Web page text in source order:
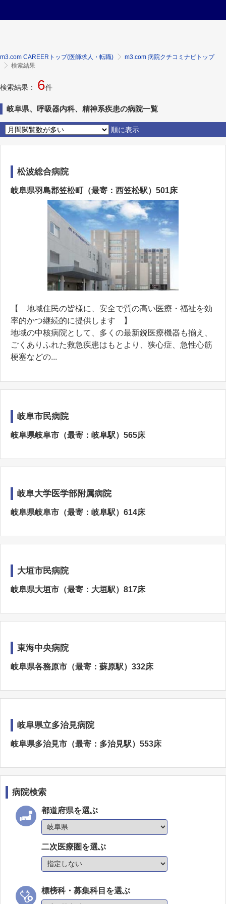
m3.com CAREERトップ(医師求人・転職)
m3.com 病院クチコミナビトップ
検索結果
検索結果： 6件
岐阜県、呼吸器内科、精神系疾患の病院一覧
順に表示
松波総合病院
岐阜県羽島郡笠松町（最寄：西笠松駅）501床
【 地域住民の皆様に、安全で質の高い医療・福祉を効
率的かつ継続的に提供します 】
地域の中核病院として、多くの最新鋭医療機器も揃え、
ごくありふれた救急疾患はもとより、狭心症、急性心筋
梗塞などの...
岐阜市民病院
岐阜県岐阜市（最寄：岐阜駅）565床
岐阜大学医学部附属病院
岐阜県岐阜市（最寄：岐阜駅）614床
大垣市民病院
岐阜県大垣市（最寄：大垣駅）817床
東海中央病院
岐阜県各務原市（最寄：蘇原駅）332床
岐阜県立多治見病院
岐阜県多治見市（最寄：多治見駅）553床
病院検索
都道府県を選ぶ
二次医療圏を選ぶ
標榜科・募集科目を選ぶ